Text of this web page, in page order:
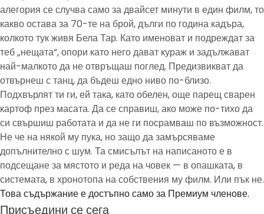
алегория се случва само за двайсет минути в един филм, то
какво остава за 70-те на брой, дълги по година кадъра,
колкото тук живя Бела Тар. Като именоват и подреждат за
теб „нещата“, опори като него дават кураж и задължават
най-малкото да не отвръщаш поглед. Предизвикват да
отвърнеш с танц, да бъдеш едно ниво по-близо.
Подхвърлят ти ги, ей така, като обелен, още парещ сварен
картоф през масата. Да се справиш, ако може по-тихо да
си свършиш работата и да не ги посрамваш по възможност.
Не че на някой му пука, но защо да замърсяваме
допълнително с шум. Та смисълът на написаното е в
подсещане за мястото и реда на човек — в опашката, в
системата, в хронотопа на собствения му филм. Или пък не.
Това съдържание е достъпно само за Премиум членове.
Присъедини се сега